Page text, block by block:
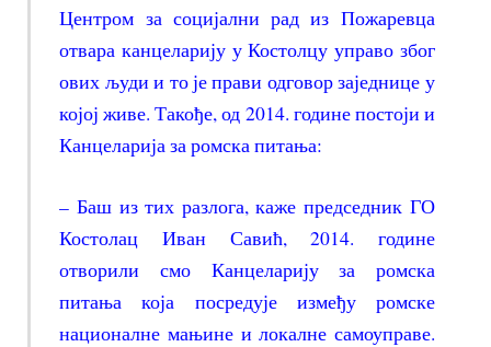
Центром за социјални рад из Пожаревца
отвара канцеларију у Костолцу управо због
ових људи и то је прави одговор заједнице у
којој живе. Такође, од 2014. године постоји и
Канцеларија за ромска питања:
– Баш из тих разлога, каже председник ГО
Костолац Иван Савић, 2014. године
отворили смо Канцеларију за ромска
питања која посредује између ромске
националне мањине и локалне самоуправе.